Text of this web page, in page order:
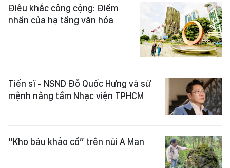
Điêu khắc công cộng: Điểm
nhấn của hạ tầng văn hóa
Tiến sĩ - NSND Đỗ Quốc Hưng và sứ
mệnh nâng tầm Nhạc viện TPHCM
“Kho báu khảo cổ” trên núi A Man